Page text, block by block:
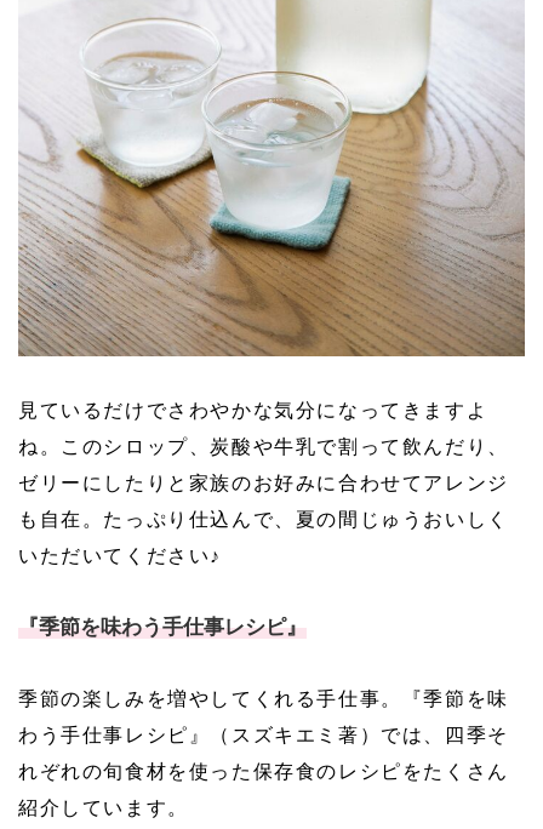
見ているだけでさわやかな気分になってきますよ
ね。このシロップ、炭酸や牛乳で割って飲んだり、
ゼリーにしたりと家族のお好みに合わせてアレンジ
も自在。たっぷり仕込んで、夏の間じゅうおいしく
いただいてください♪
『季節を味わう手仕事レシピ』
季節の楽しみを増やしてくれる手仕事。『季節を味
わう手仕事レシピ』（スズキエミ著）では、四季そ
れぞれの旬食材を使った保存食のレシピをたくさん
紹介しています。